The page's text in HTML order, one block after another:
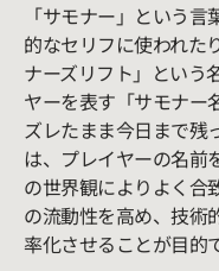
「サモナー」という
的なセリフに使われ
ナーズリフト」という
ヤーを表す「サモナー
ズレたまま今日まで残
は、プレイヤーの名前
の世界観によりよく合
の流動性を高め、技術
率化させることが目的